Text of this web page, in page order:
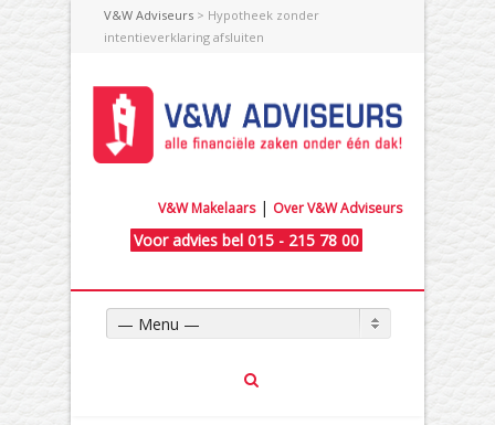
V&W Adviseurs > Hypotheek zonder
intentieverklaring afsluiten
V&W Makelaars| Over V&W Adviseurs
Voor advies bel 015 - 215 78 00
— Menu —